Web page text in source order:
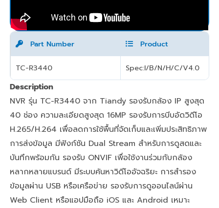
Part Number Product
TC-R3440 Spec:I/B/N/H/C/V4.0
Description
NVR รุ่น TC-R3440 จาก Tiandy รองรับกล้อง IP สูงสุด
40 ช่อง ความละเอียดสูงสุด 16MP รองรับการบีบอัดวิดีโอ
H.265/H.264 เพื่อลดการใช้พื้นที่จัดเก็บและเพิ่มประสิทธิภาพ
การส่งข้อมูล มีฟังก์ชัน Dual Stream สำหรับการดูสดและ
บันทึกพร้อมกัน รองรับ ONVIF เพื่อใช้งานร่วมกับกล้อง
หลากหลายแบรนด์ มีระบบค้นหาวิดีโออัจฉริยะ การสำรอง
ข้อมูลผ่าน USB หรือเครือข่าย รองรับการดูออนไลน์ผ่าน
Web Client หรือแอปมือถือ iOS และ Android เหมาะ